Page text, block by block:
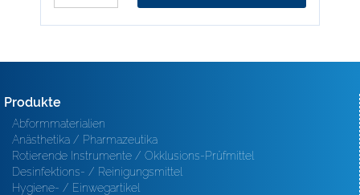
Produkte
Abformmaterialien
Anästhetika / Pharmazeutika
Rotierende Instrumente / Okklusions-Prüfmittel
Desinfektions- / Reinigungsmittel
Hygiene- / Einwegartikel